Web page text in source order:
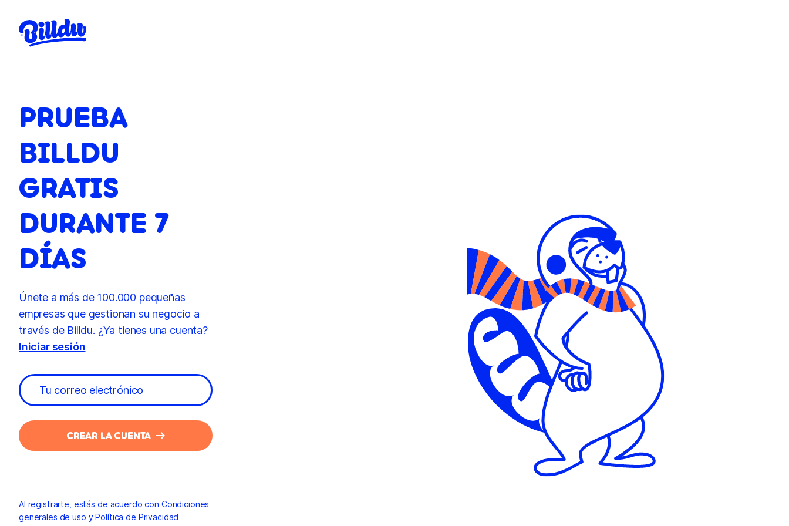
PRUEBA
BILLDU
GRATIS
DURANTE 7
DÍAS
Únete a más de 100.000 pequeñas
empresas que gestionan su negocio a
través de Billdu. ¿Ya tienes una cuenta?
Iniciar sesión
CREAR LA CUENTA
Al registrarte, estás de acuerdo con Condiciones
generales de uso yPolítica de Privacidad